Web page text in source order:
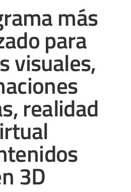
más
para
visuales,
realidad
3D